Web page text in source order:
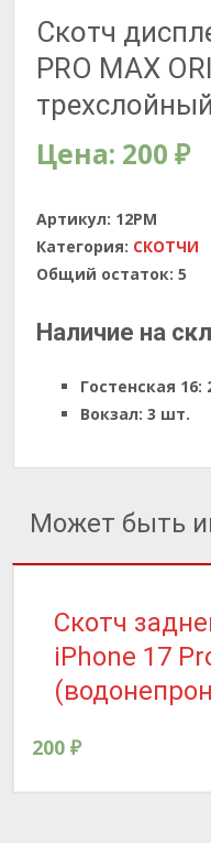
Скотч
PRO MAX
трехслойный
Цена: 200 ₽
Артикул: 12PM
Категория: СКОТЧИ
Общий остаток: 5
Наличие на
Гостенская 16:
Вокзал: 3 шт.
Может быть
Скотч
iPhone 17
200 ₽